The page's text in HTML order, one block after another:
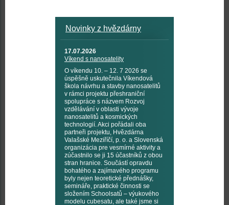
Novinky z hvězdárny
17.07.2026
Víkend s nanosatelity
O víkendu 10. – 12. 7 2026 se
úspěšně uskutečnila Víkendová
škola návrhu a stavby nanosatelitů
v rámci projektu přeshraniční
spolupráce s názvem Rozvoj
vzdělávání v oblasti vývoje
nanosatelitů a kosmických
technologií. Akci pořádali oba
partneři projektu, Hvězdárna
Valašské Meziříčí, p. o. a Slovenská
organizácia pre vesmírné aktivity a
zúčastnilo se ji 15 účastníků z obou
stran hranice. Součástí opravdu
bohatého a zajímavého programu
byly nejen teoretické přednášky,
semináře, praktické činnosti se
složením Schoolsatů – výukového
modelu cubesatu, ale také jsme si